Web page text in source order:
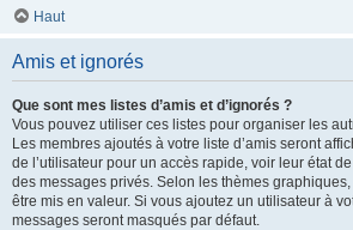
Haut
Amis et ignorés
Que sont mes listes d’amis et d’ignorés ?
Vous pouvez utiliser ces listes pour organiser les
Les membres ajoutés à votre liste d’amis seront
de l’utilisateur pour un accès rapide, voir leur état
des messages privés. Selon les thèmes
être mis en valeur. Si vous ajoutez un utilisateur à
messages seront masqués par défaut.